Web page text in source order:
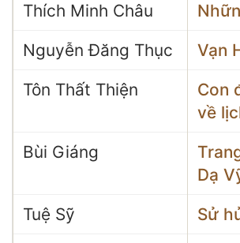
Thích Minh Châu
Nguyễn Đăng Thục
Vạn
Tôn Thất Thiện
Con
về
Bùi Giáng
Dạ
Tuệ Sỹ
Sử